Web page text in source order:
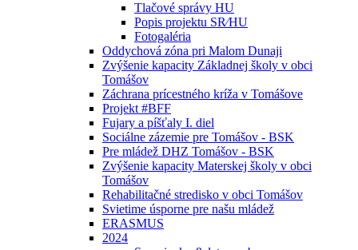
Tlačové správy HU
Popis projektu SR⁄HU
Fotogaléria
Oddychová zóna pri Malom Dunaji
Zvýšenie kapacity Základnej školy v obci
Tomášov
Záchrana prícestného kríža v Tomášove
Projekt #BFF
Fujary a píšťaly I. diel
Sociálne zázemie pre Tomášov - BSK
Pre mládež DHZ Tomášov - BSK
Zvýšenie kapacity Materskej školy v obci
Tomášov
Rehabilitačné stredisko v obci Tomášov
Svietime úsporne pre našu mládež
ERASMUS
2024